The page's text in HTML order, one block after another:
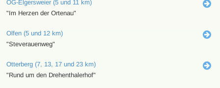
OG-Elgersweier (5 und 11 km)
"Im Herzen der Ortenau"
Olfen (5 und 12 km)
"Steverauenweg"
Otterberg (7, 13, 17 und 23 km)
"Rund um den Drehenthalerhof"